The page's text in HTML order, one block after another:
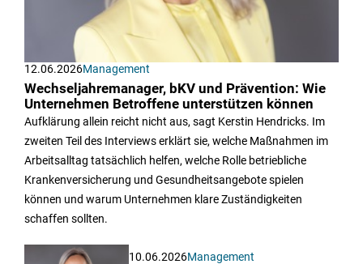
12.06.2026Management
Wechseljahremanager, bKV und Prävention: Wie
Unternehmen Betroffene unterstützen können
Aufklärung allein reicht nicht aus, sagt Kerstin Hendricks. Im
zweiten Teil des Interviews erklärt sie, welche Maßnahmen im
Arbeitsalltag tatsächlich helfen, welche Rolle betriebliche
Krankenversicherung und Gesundheitsangebote spielen
können und warum Unternehmen klare Zuständigkeiten
schaffen sollten.
10.06.2026Management